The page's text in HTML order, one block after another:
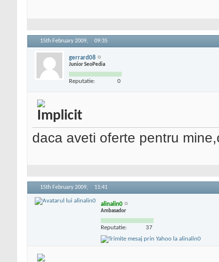
15th February 2009, 09:35
gerrard08
Junior SeoPedia
Reputatie: 0
daca aveti oferte pentru
15th February 2009, 11:41
alinalin0
Ambasador
Reputatie: 37